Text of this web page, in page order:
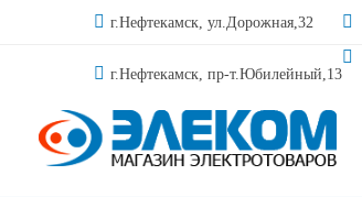
г.Нефтекамск, ул.Дорожная,32
г.Нефтекамск, пр-т.Юбилейный,13